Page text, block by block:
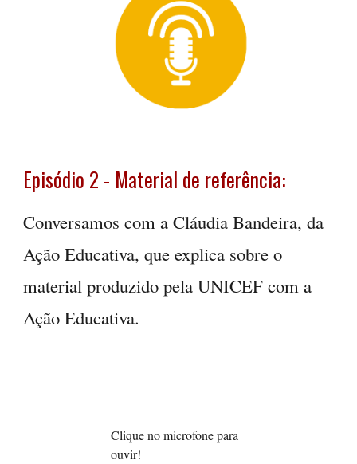
Episódio 2 - Material de referência:
Conversamos com a Cláudia Bandeira, da
Ação Educativa, que explica sobre o
material produzido pela UNICEF com a
Ação Educativa.
Cliqueno microfonepara
ouvir!